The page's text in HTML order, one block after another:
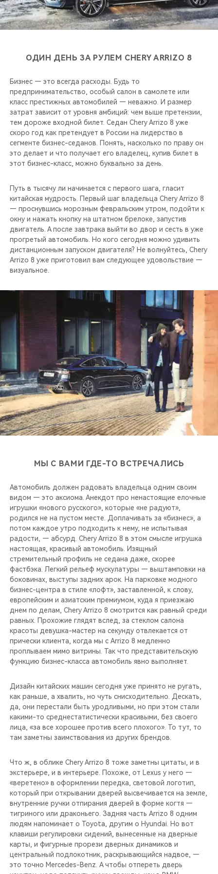
CHERY И СПОРТ
CHERY ДЛЯ ДЕТЕЙ
ОДИН ДЕНЬ ЗА РУЛЕМ CHERY ARRIZO 8
Бизнес — это всегда расходы. Будь то
предпринимательство, особый салон в самолете или
класс престижных автомобилей — неважно. И размер
затрат зависит от уровня амбиций: чем выше претензии,
тем дороже входной билет. Седан Chery Arrizo 8 уже
скоро год как претендует в России на лидерство в
сегменте бизнес-седанов. Понять, насколько по праву он
это делает и что получает его владелец, купив билет в
этот бизнес-класс, можно буквально за день.
Путь в тысячу ли начинается с первого шага, гласит
китайская мудрость. Первый шаг владельца Chery Arrizo 8
— проснувшись морозным февральским утром, подойти к
окну и нажать кнопку на штатном брелоке, запустив
двигатель. А после завтрака выйти во двор и сесть в уже
прогретый автомобиль. Но кого сегодня можно удивить
дистанционным запуском двигателя? Не волнуйтесь, Chery
Arrizo 8 уже приготовил вам следующее удовольствие —
визуальное.
МЫ С ВАМИ ГДЕ-ТО ВСТРЕЧАЛИСЬ
Автомобиль должен радовать владельца одним своим
видом — это аксиома. Анекдот про ненастоящие елочные
игрушки «нового русского», которые «не радуют»,
родился не на пустом месте. Доплачивать за «бизнес», а
потом каждое утро подходить к нему, не испытывая
радости, — абсурд. Chery Arrizo 8 в этом смысле игрушка
настоящая, красивый автомобиль. Изящный
стремительный профиль не седана даже, скорее
фастбэка. Легкий рельеф мускулатуры — выштамповки на
боковинах, выступы задних арок. На парковке модного
бизнес-центра в стиле «лофт», заставленной, к слову,
европейским и азиатским премиумом, куда я приезжаю
днем по делам, Chery Arrizo 8 смотрится как равный среди
равных. Прохожие глядят вслед, за стеклом салона
красоты девушка-мастер на секунду отвлекается от
прически клиента, когда мы с Arrizo 8 медленно
проплываем мимо витрины. Так что представительскую
функцию бизнес-класса автомобиль явно выполняет.
Дизайн китайских машин сегодня уже принято не ругать,
как раньше, а хвалить, но чуть снисходительно. Дескать,
да, они перестали быть уродливыми, но при этом стали
какими-то среднестатистически красивыми, без своего
лица, «за все хорошее против всего плохого». То тут, то
там заметны заимствования из других брендов.
Что ж, в облике Chery Arrizo 8 тоже заметны цитаты, и в
экстерьере, и в интерьере. Похоже, от Lexus у него —
«веретено» в оформлении передка, световой логотип,
который при открывании дверей высвечивается на земле,
внутренние ручки отпирания дверей в форме когтя —
тигриного или драконьего. Задняя часть Arrizo 8 одним
людям напоминает о Toyota, другим о Hyundai. Но вот
клавиши регулировки сидений, вынесенные на дверные
карты, и фигурные прорези дверных динамиков и
центральный подлокотник, раскрывающийся надвое, —
это точно Mercedes-Benz. А чтобы отпереть дверь